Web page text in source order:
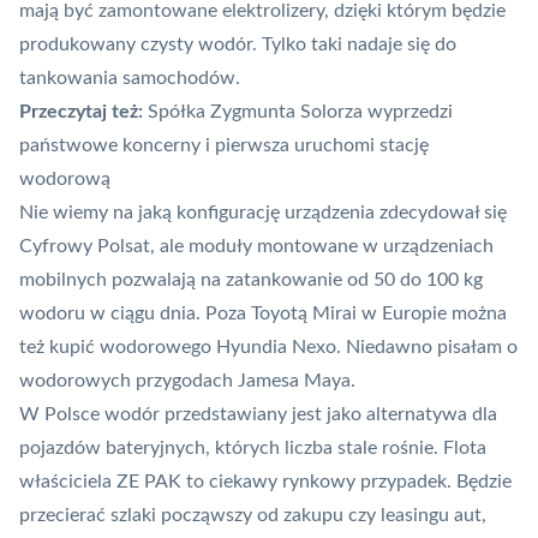
mają być zamontowane elektrolizery, dzięki którym będzie
produkowany czysty wodór. Tylko taki nadaje się do
tankowania samochodów.
Przeczytaj też: Spółka Zygmunta Solorza wyprzedzi
państwowe koncerny i pierwsza uruchomi stację
wodorową
Nie wiemy na jaką konfigurację urządzenia zdecydował się
Cyfrowy Polsat, ale moduły montowane w urządzeniach
mobilnych pozwalają na zatankowanie od 50 do 100 kg
wodoru w ciągu dnia. Poza Toyotą Mirai w Europie można
też kupić wodorowego Hyundia Nexo. Niedawno pisałam o
wodorowych przygodach Jamesa Maya.
W Polsce wodór przedstawiany jest jako alternatywa dla
pojazdów bateryjnych, których liczba stale rośnie. Flota
właściciela ZE PAK to ciekawy rynkowy przypadek. Będzie
przecierać szlaki począwszy od zakupu czy leasingu aut,